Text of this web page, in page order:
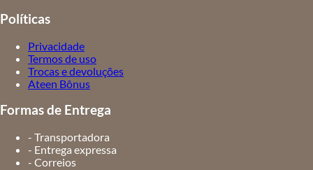
Políticas
Privacidade
Termos de uso
Trocas e devoluções
Ateen Bônus
Formas de Entrega
- Transportadora
- Entrega expressa
- Correios